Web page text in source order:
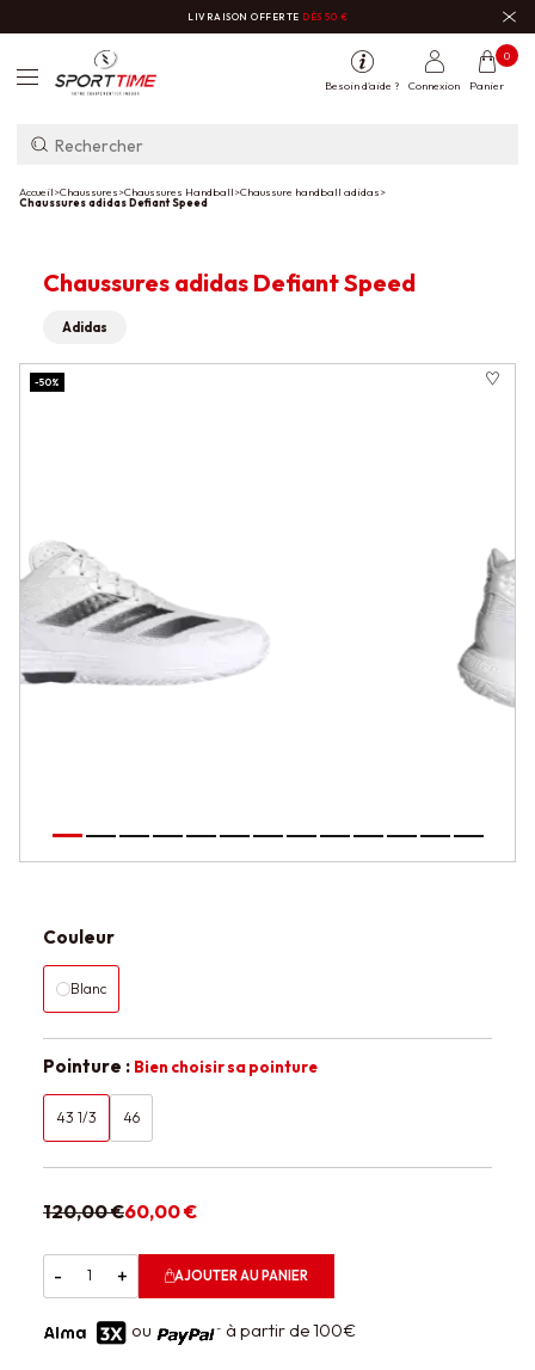
LIVRAISON OFFERTE DÈS 50 €
Besoin d'aide ? Connexion Panier
0
Accueil>Chaussures>Chaussures Handball>Chaussure handball adidas>
Chaussures adidas Defiant Speed
Couleur
Blanc
Pointure : Bien choisir sa pointure
43 1/3 46
120,00 €60,00 €
- + AJOUTER AU PANIER
ou à partir de 100€
Chaussures adidas Defiant Speed
Adidas
-50%